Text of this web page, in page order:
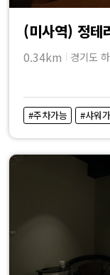
(미사역) 정테
0.34km 경기도
#주차가능 #샤워